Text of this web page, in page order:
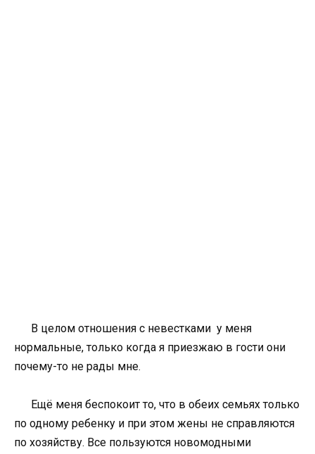
В целом отношения с невестками у меня
нормальные, только когда я приезжаю в гости они
почему-то не рады мне.
Ещё меня беспокоит то, что в обеих семьях только
по одному ребенку и при этом жены не справляются
по хозяйству. Все пользуются новомодными